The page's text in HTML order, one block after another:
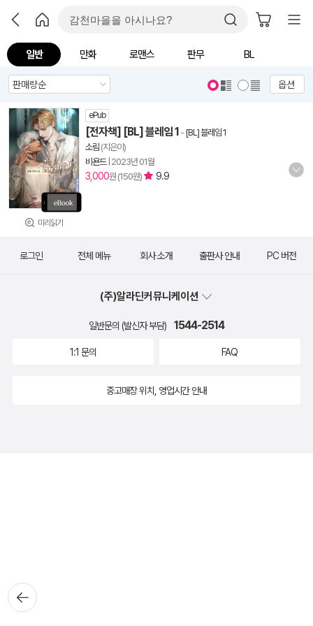
일반 만화 로맨스 판무 BL
옵션
미리읽기
ePub
[전자책] [BL] 블레임 1 - [BL] 블레임 1
소림 (지은이)
비욘드| 2023년 01월
3,000원 (150원) 9.9
뒤로가
기
로그인 전체 메뉴 회사 소개 출판사 안내 PC 버전
(주)알라딘커뮤니케이션
일반문의 (발신자 부담) 1544-2514
1:1 문의 FAQ
중고매장 위치, 영업시간 안내